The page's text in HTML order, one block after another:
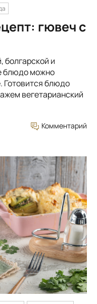
гювеч с
болгарской и
блюдо можно
Готовится блюдо
вегетарианский
Комментарий